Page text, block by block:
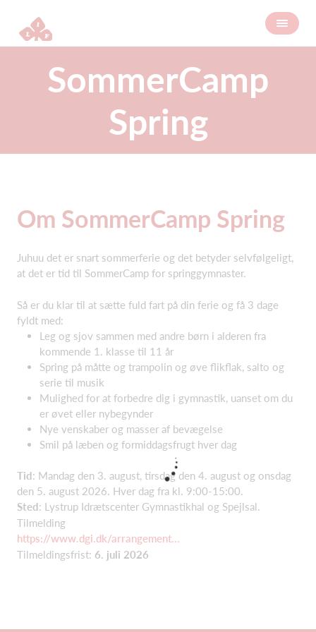
SommerCamp
Spring
Om SommerCamp Spring
Juhuu det er snart sommerferie og det betyder selvfølgeligt,
at det er tid til SommerCamp for springgymnaster.
Så er du klar til at sætte fuld fart på din ferie og få 3 dage
fyldt med:
Leg og sjov sammen med andre børn i alderen fra
kommende 1. klasse til 11 år
Spring på måtte og trampolin og øve flikflak, salto og
serie til musik
Mulighed for at forbedre dig i gymnastik, uanset om du
er øvet eller nybegynder
Nye venskaber og masser af bevægelse
Smil på læben og formiddagsfrugt hver dag
Tid: Mandag den 3. august, tirsdag den 4. august og onsdag
den 5. august 2026. Hver dag fra kl. 9:00-15:00.
Sted: Lystrup Idrætscenter Gymnastikhal og Spejlsal.
Tilmelding
https://www.dgi.dk/arrangement...
Tilmeldingsfrist: 6 . juli 2026